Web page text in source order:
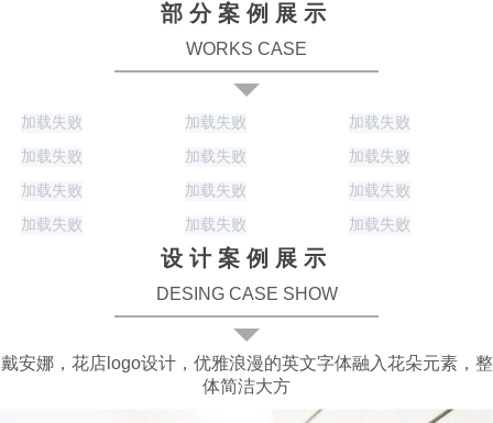
部分案例展示
WORKS CASE
加载失败 加载失败
加载失败
加载失败
加载失败
加载失败
加载失败
加载失败
加载失败
加载失败
加载失败 加载失败
设计案例展示
DESING CASE SHOW
戴安娜，花店logo设计，优雅浪漫的英文字体融入花朵元素，整
体简洁大方